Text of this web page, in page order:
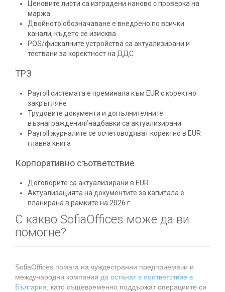
Ценовите листи са изградени наново с проверка на
маржа
Двойното обозначаване е внедрено по всички
канали, където се изисква
POS/фискалните устройства са актуализирани и
тествани за коректност на ДДС
ТРЗ
Payroll системата е преминала към EUR с коректно
закръгляне
Трудовите документи и допълнителните
възнаграждения/надбавки са актуализирани
Payroll журналите се осчетоводяват коректно в EUR
главна книга
Корпоративно съответствие
Договорите са актуализирани в EUR
Актуализацията на документите за капитала е
планирана в рамките на 2026 г.
С какво SofiaOffices може да ви
помогне?
SofiaOffices помага на чуждестранни предприемачи и
международни компании да останат в съответствие в
България, като същевременно поддържат операциите си